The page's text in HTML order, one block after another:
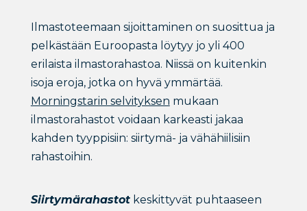
Ilmastoteemaan sijoittaminen on suosittua ja
pelkästään Euroopasta löytyy jo yli 400
erilaista ilmastorahastoa. Niissä on kuitenkin
isoja eroja, jotka on hyvä ymmärtää.
Morningstarin selvityksen mukaan
ilmastorahastot voidaan karkeasti jakaa
kahden tyyppisiin: siirtymä- ja vähähiilisiin
rahastoihin.
Siirtymärahastotkeskittyvät puhtaaseen